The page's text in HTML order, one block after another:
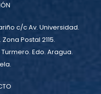
c/c Av. Universidad.
Postal 2115.
Edo. Aragua.